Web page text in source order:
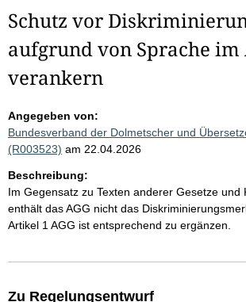
Schutz vor
aufgrund von Sprache im
verankern
Angegeben von:
Bundesverband der Dolmetscher und
(R003523) am 22.04.2026
Beschreibung:
Im Gegensatz zu Texten anderer Gesetze und
enthält das AGG nicht das
Artikel 1 AGG ist entsprechend zu ergänzen.
Zu Regelungsentwurf